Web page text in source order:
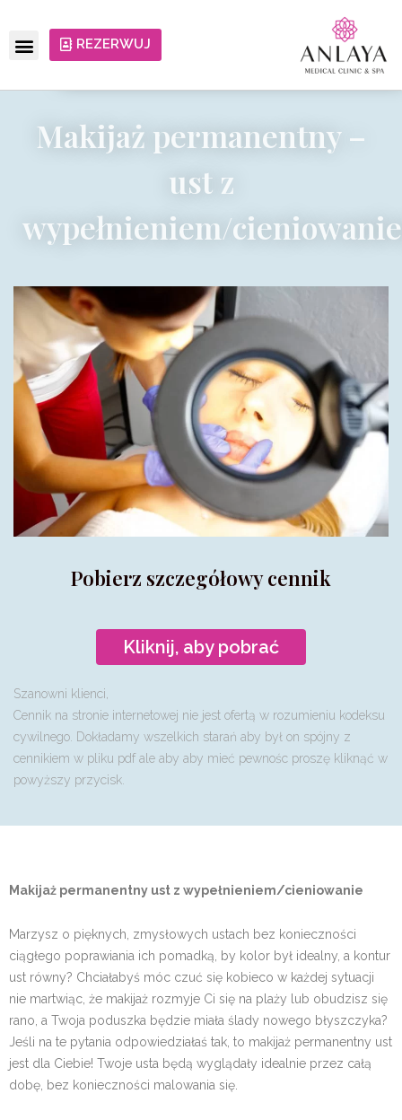
REZERWUJ
Makijaż permanentny –
ust z
wypełnieniem/
Pobierz szczegółowy cennik
Kliknij, aby pobrać
Szanowni klienci,
Cennik na stronie internetowej nie jest ofertą w rozumieniu kodeksu
cywilnego. Dokładamy wszelkich starań aby był on spójny z
cennikiem w pliku pdf ale aby aby mieć pewnośc proszę kliknąć w
powyższy przycisk.
Makijaż permanentny ust z wypełnieniem/cieniowanie
Marzysz o pięknych, zmysłowych ustach bez konieczności
ciągłego poprawiania ich pomadką, by kolor był idealny, a kontur
ust równy? Chciałabyś móc czuć się kobieco w każdej sytuacji
nie martwiąc, że makijaż rozmyje Ci się na plaży lub obudzisz się
rano, a Twoja poduszka będzie miała ślady nowego błyszczyka?
Jeśli na te pytania odpowiedziałaś tak, to makijaż permanentny ust
jest dla Ciebie! Twoje usta będą wyglądały idealnie przez całą
dobę, bez konieczności malowania się.